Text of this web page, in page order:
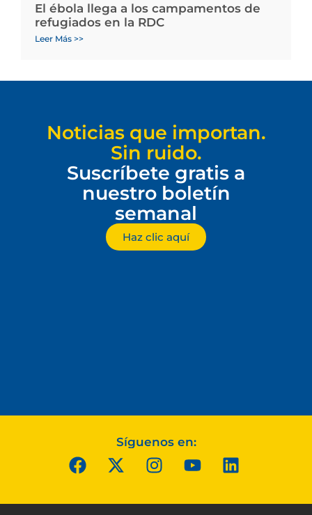
El ébola llega a los campamentos de
refugiados en la RDC
Leer Más >>
Noticias que importan.
Sin ruido.
Suscríbete gratis a
nuestro boletín
semanal
Haz clic aquí
Síguenos en: